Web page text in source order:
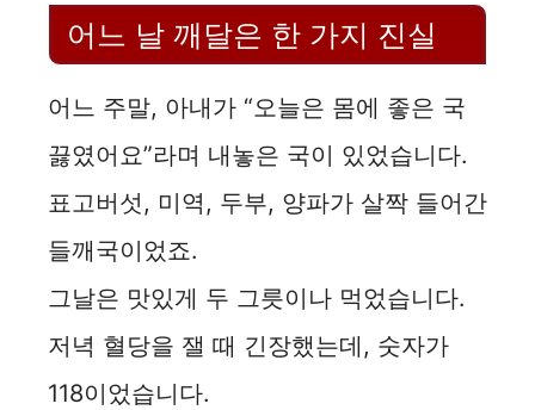
어느 날 깨달은 한 가지 진실
어느 주말, 아내가 “오늘은 몸에 좋은 국
끓였어요”라며 내놓은 국이 있었습니다.
표고버섯, 미역, 두부, 양파가 살짝 들어간
들깨국이었죠.
그날은 맛있게 두 그릇이나 먹었습니다.
저녁 혈당을 잴 때 긴장했는데, 숫자가
118이었습니다.